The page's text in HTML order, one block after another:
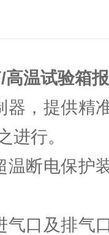
高温试验箱
器，提供精
进行。
温断电保护
气口及排气